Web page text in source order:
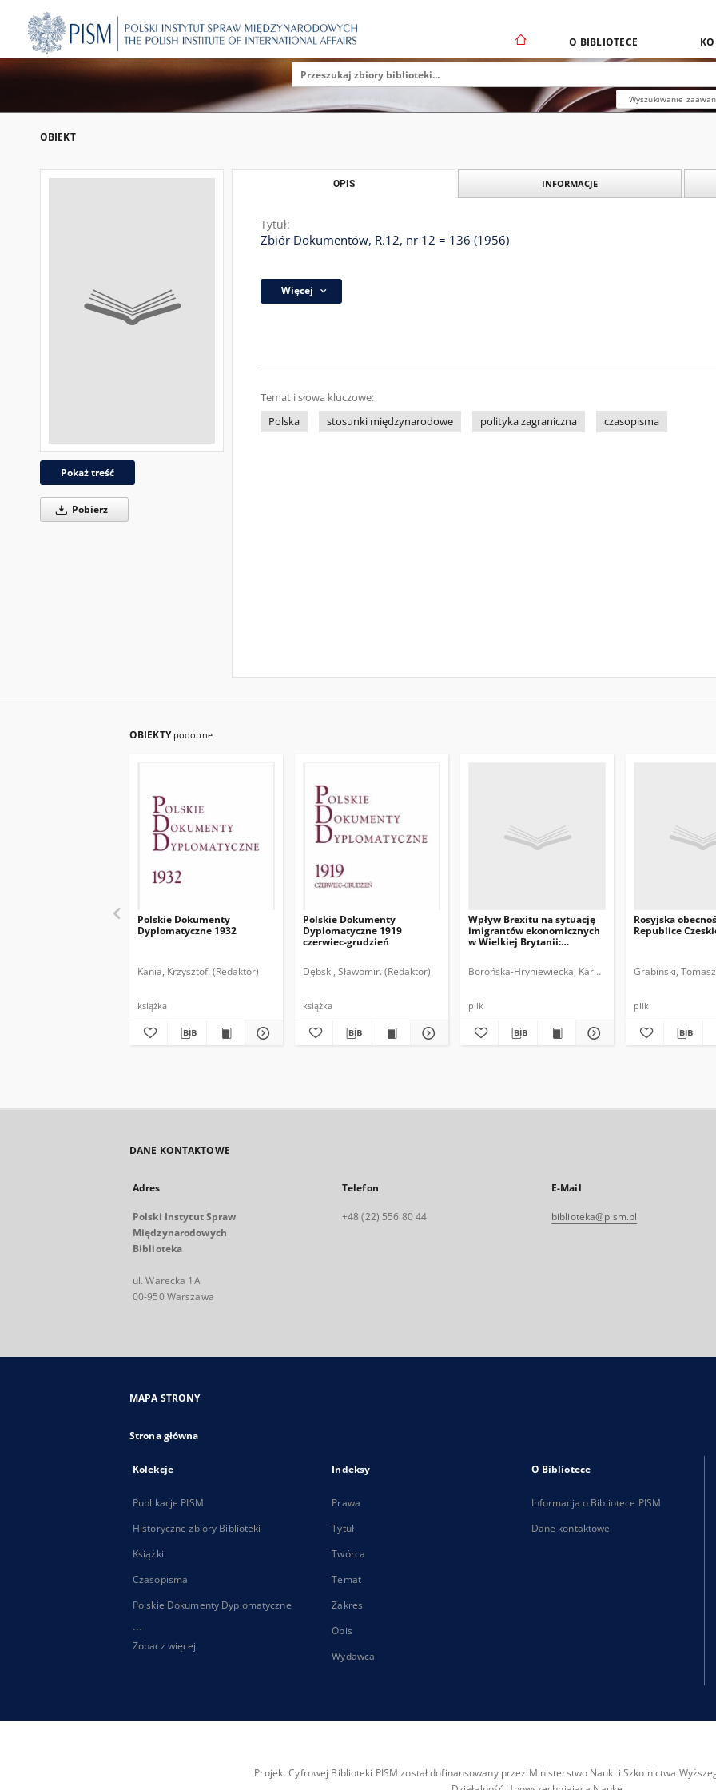
O BIBLIOTECE
Wyszukiwanie
OBIEKT
Pokaż treść
Pobierz
OPIS INFORMACJE
Tytuł:
Zbiór Dokumentów, R.12, nr 12 = 136 (1956)
Więcej
Temat i słowa kluczowe:
Polska
stosunki międzynarodowe polityka zagraniczna czasopisma
OBIEKTY podobne
Polskie Dokumenty
Dyplomatyczne 1932
Kania, Krzysztof. (Redaktor)
książka
Polskie Dokumenty
Dyplomatyczne 1919
czerwiec-grudzień
Dębski, Sławomir. (Redaktor)
książka
Wpływ Brexitu na sytuację
imigrantów ekonomicznych
w Wielkiej Brytanii:
Borońska-Hryniewiecka, Karolina.
plik
Rosyjska
Republice
Grabiński,
plik
DANE KONTAKTOWE
Adres
Polski Instytut Spraw
Międzynarodowych
Biblioteka
ul. Warecka 1A
00-950 Warszawa
Telefon
+48 (22) 556 80 44
E-Mail
biblioteka@pism.pl
MAPA STRONY
Strona główna
Kolekcje
Publikacje PISM
Historyczne zbiory Biblioteki
Książki
Czasopisma
Polskie Dokumenty Dyplomatyczne
...
Zobacz więcej
Indeksy
Prawa
Tytuł
Twórca
Temat
Zakres
Opis
Wydawca
O Bibliotece
Informacja o Bibliotece PISM
Dane kontaktowe
Projekt Cyfrowej Biblioteki PISM został dofinansowany przez Ministerstwo Nauki i Szkolnictwa